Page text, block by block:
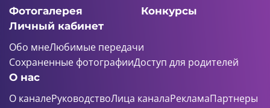
Фотогалерея
Конкурсы
Личный кабинет
Обо мнеЛюбимые передачи
Сохраненные фотографииДоступ для родителей
О нас
О каналеРуководствоЛица каналаРекламаПартнеры